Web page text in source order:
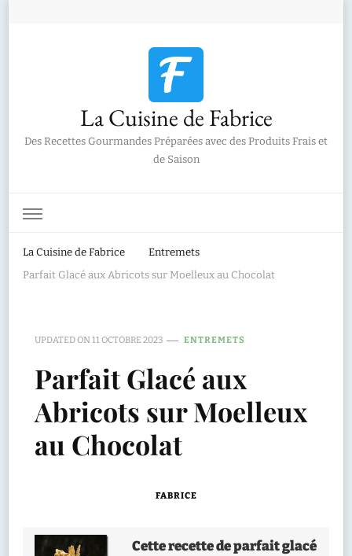
La Cuisine de Fabrice
Des Recettes Gourmandes Préparées avec des Produits Frais et
de Saison
La Cuisine de Fabrice
Entremets
Parfait Glacé aux Abricots sur Moelleux au Chocolat
UPDATED ON11 OCTOBRE 2023 ENTREMETS
Parfait Glacé aux
Abricots sur Moelleux
au Chocolat
FABRICE
Cette recette de parfait glacé